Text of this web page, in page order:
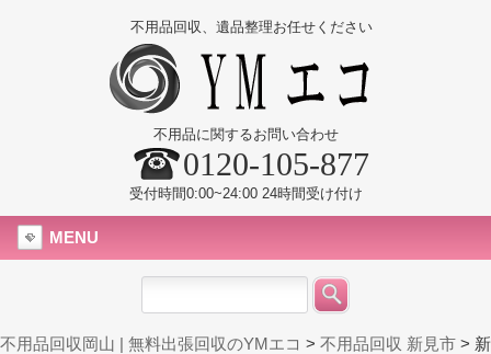
不用品回収、遺品整理お任せください
不用品に関するお問い合わせ
0120-105-877
受付時間0:00~24:00 24時間受け付け
MENU
不用品回収岡山 | 無料出張回収のYMエコ > 不用品回収 新見市 > 新